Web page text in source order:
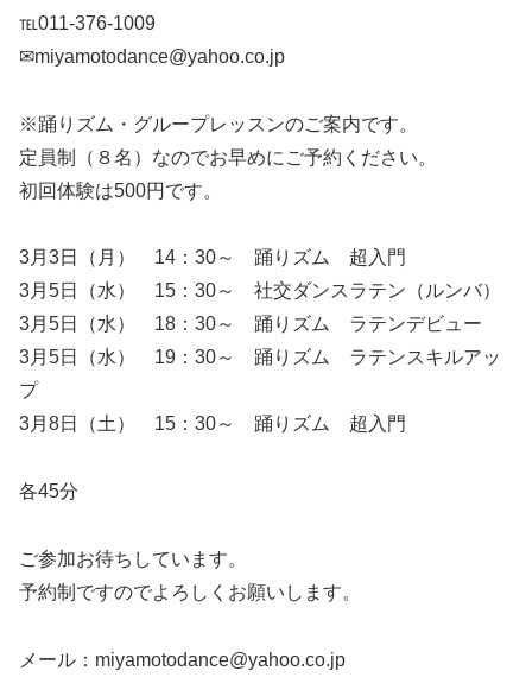
℡011-376-1009
✉miyamotodance@yahoo.co.jp
※踊りズム・グループレッスンのご案内です。
定員制（８名）なのでお早めにご予約ください。
初回体験は500円です。
3月3日（月） 14：30～ 踊りズム 超入門
3月5日（水） 15：30～ 社交ダンスラテン（ルンバ）
3月5日（水） 18：30～ 踊りズム ラテンデビュー
3月5日（水） 19：30～ 踊りズム ラテンスキルアッ
プ
3月8日（土） 15：30～ 踊りズム 超入門
各45分
ご参加お待ちしています。
予約制ですのでよろしくお願いします。
メール：miyamotodance@yahoo.co.jp